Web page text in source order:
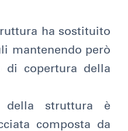
ha sostituito
mantenendo però
di copertura della
della struttura è
composta da